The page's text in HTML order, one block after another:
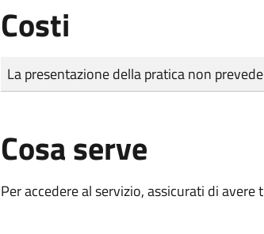
Costi
Tipo di pagamento
Importo
La presentazione della pratica non
Cosa serve
Per accedere al servizio, assicurati di